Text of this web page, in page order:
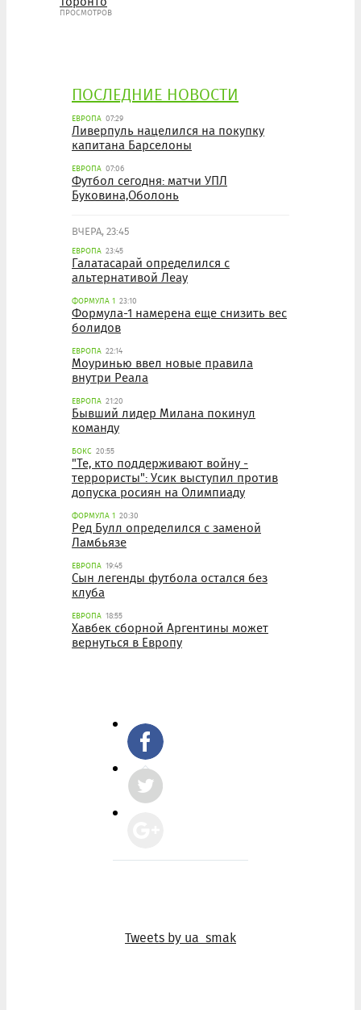
ПРОСМОТРОВ
ПОСЛЕДНИЕ НОВОСТИ
ЕВРОПА 07:29
Ливерпуль нацелился на покупку
капитана Барселоны
ЕВРОПА 07:06
Футбол сегодня: матчи УПЛ
Буковина,Оболонь
ВЧЕРА, 23:45
ЕВРОПА 23:45
Галатасарай определился с
альтернативой Леау
ФОРМУЛА 1 23:10
Формула-1 намерена еще снизить вес
болидов
ЕВРОПА 22:14
Моуринью ввел новые правила
внутри Реала
ЕВРОПА 21:20
Бывший лидер Милана покинул
команду
БОКС 20:55
"Те, кто поддерживают войну -
террористы": Усик выступил против
допуска росиян на Олимпиаду
ФОРМУЛА 1 20:30
Ред Булл определился с заменой
Ламбьязе
ЕВРОПА 19:45
Сын легенды футбола остался без
клуба
ЕВРОПА 18:55
Хавбек сборной Аргентины может
вернуться в Европу
Tweets by ua_smak